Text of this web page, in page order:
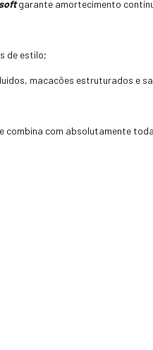
softgarante amortecimento
de estilo;
macacões estruturados e
com absolutamente